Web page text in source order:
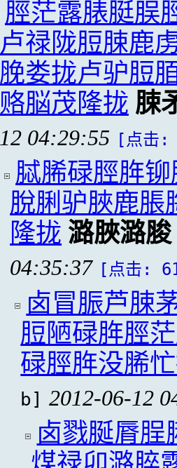
脛茫露脿脡脵
卢禄陇脰脨鹿
脕娄拢卢驴脰
赂脳茂隆拢 脨
12 04:29:55 [点击:
脦脪碌脛脌
脫脷驴脥鹿脹
隆拢 潞脥潞脧
04:35:37 [点击:
卤冒脤芦脨
脰陋碌脌脛
碌脛脌没脪
b] 2012-06-12
卤戮脠脣脭